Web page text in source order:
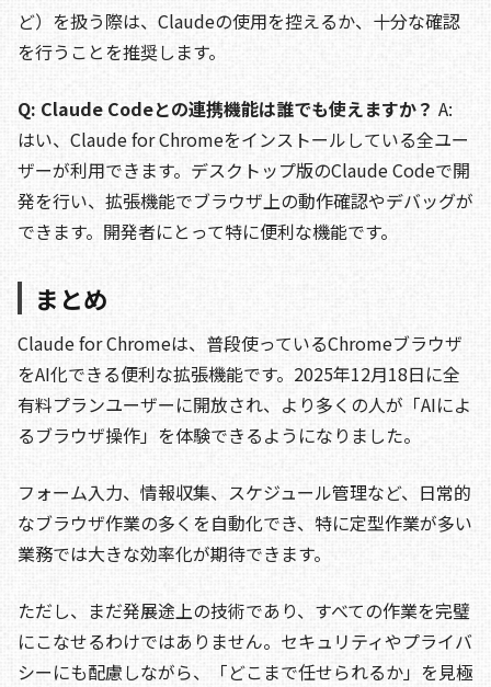
ど）を扱う際は、Claudeの使用を控えるか、十分な確認
を行うことを推奨します。
Q: Claude Codeとの連携機能は誰でも使えますか？ A:
はい、Claude for Chromeをインストールしている全ユー
ザーが利用できます。デスクトップ版のClaude Codeで開
発を行い、拡張機能でブラウザ上の動作確認やデバッグが
できます。開発者にとって特に便利な機能です。
まとめ
Claude for Chromeは、普段使っているChromeブラウザ
をAI化できる便利な拡張機能です。2025年12月18日に全
有料プランユーザーに開放され、より多くの人が「AIによ
るブラウザ操作」を体験できるようになりました。
フォーム入力、情報収集、スケジュール管理など、日常的
なブラウザ作業の多くを自動化でき、特に定型作業が多い
業務では大きな効率化が期待できます。
ただし、まだ発展途上の技術であり、すべての作業を完璧
にこなせるわけではありません。セキュリティやプライバ
シーにも配慮しながら、「どこまで任せられるか」を見極